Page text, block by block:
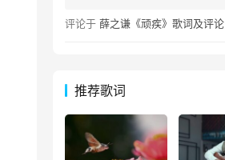
评论于 薛之谦《顽疾》歌词及评论
推荐歌词